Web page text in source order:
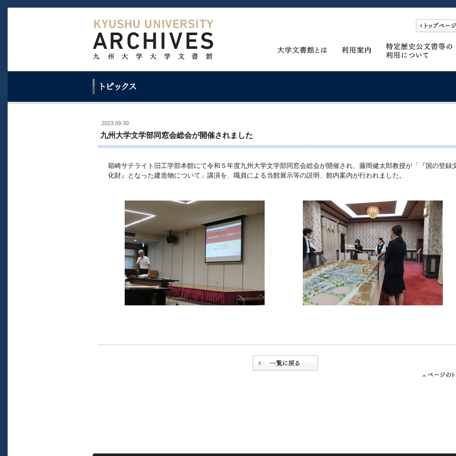
2023.09.30
九州大学文学部同窓会総会が開催されました
箱崎サテライト旧工学部本館にて令和５年度九州大学文学部同窓会総会が開催され、藤岡健太郎教授が「『国の登録
化財』となった建造物について」講演を、職員による当館展示等の説明、館内案内が行われました。